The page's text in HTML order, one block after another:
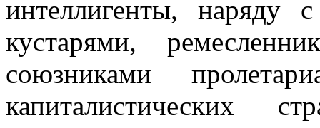
интеллигенты, наряду
кустарями,
союзниками
капиталистических